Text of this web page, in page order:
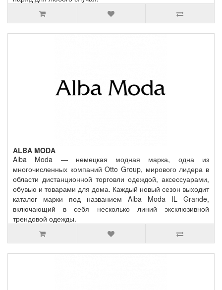
ALBA MODA
Alba Moda — немецкая модная марка, одна из
многочисленных компаний Otto Group, мирового лидера в
области дистанционной торговли одеждой, аксессуарами,
обувью и товарами для дома. Каждый новый сезон выходит
каталог марки под названием Alba Moda IL Grande,
включающий в себя несколько линий эксклюзивной
трендовой одежды.